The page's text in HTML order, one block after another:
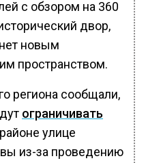
с обзором на 360
двор,
новым
пространством.
региона сообщали,
ограничивать
улице
из-за проведению